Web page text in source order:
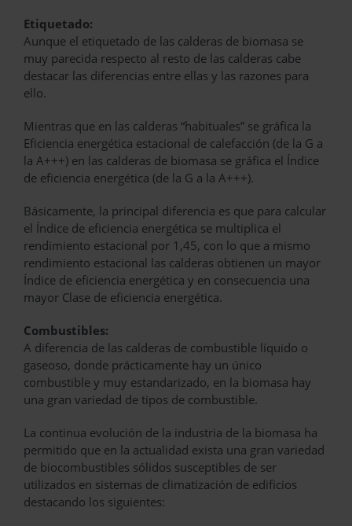
Etiquetado:
Aunque el etiquetado de las calderas de biomasa se
muy parecida respecto al resto de las calderas cabe
destacar las diferencias entre ellas y las razones para
ello.
Mientras que en las calderas “habituales” se gráfica la
Eficiencia energética estacional de calefacción (de la G a
la A+++) en las calderas de biomasa se gráfica el Índice
de eficiencia energética (de la G a la A+++).
Básicamente, la principal diferencia es que para calcular
el Índice de eficiencia energética se multiplica el
rendimiento estacional por 1,45, con lo que a mismo
rendimiento estacional las calderas obtienen un mayor
Índice de eficiencia energética y en consecuencia una
mayor Clase de eficiencia energética.
Combustibles:
A diferencia de las calderas de combustible líquido o
gaseoso, donde prácticamente hay un único
combustible y muy estandarizado, en la biomasa hay
una gran variedad de tipos de combustible.
La continua evolución de la industria de la biomasa ha
permitido que en la actualidad exista una gran variedad
de biocombustibles sólidos susceptibles de ser
utilizados en sistemas de climatización de edificios
destacando los siguientes: